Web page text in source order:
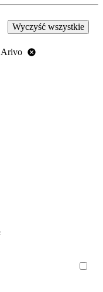
Wyczyść wszystkie
Arivo